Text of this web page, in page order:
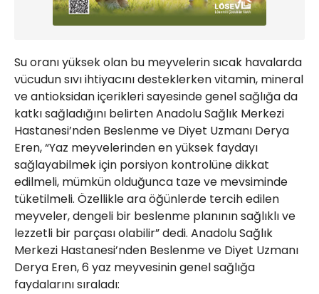
Su oranı yüksek olan bu meyvelerin sıcak havalarda
vücudun sıvı ihtiyacını desteklerken vitamin, mineral
ve antioksidan içerikleri sayesinde genel sağlığa da
katkı sağladığını belirten Anadolu Sağlık Merkezi
Hastanesi’nden Beslenme ve Diyet Uzmanı Derya
Eren, “Yaz meyvelerinden en yüksek faydayı
sağlayabilmek için porsiyon kontrolüne dikkat
edilmeli, mümkün olduğunca taze ve mevsiminde
tüketilmeli. Özellikle ara öğünlerde tercih edilen
meyveler, dengeli bir beslenme planının sağlıklı ve
lezzetli bir parçası olabilir” dedi. Anadolu Sağlık
Merkezi Hastanesi’nden Beslenme ve Diyet Uzmanı
Derya Eren, 6 yaz meyvesinin genel sağlığa
faydalarını sıraladı: